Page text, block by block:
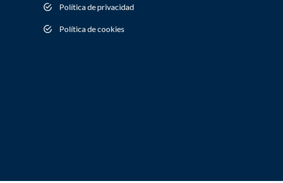
Política de privacidad
Política de cookies